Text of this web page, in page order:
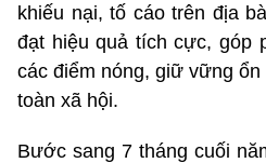
khiếu nại, tố cáo trên địa
đạt hiệu quả tích cực, góp
các điểm nóng, giữ vững
toàn xã hội.
Bước sang 7 tháng cuối